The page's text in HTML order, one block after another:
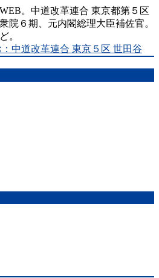
。中道改革連合 東京都第５区
院６期、元内閣総理大臣補佐官。
。
中道改革連合 東京５区 世田谷